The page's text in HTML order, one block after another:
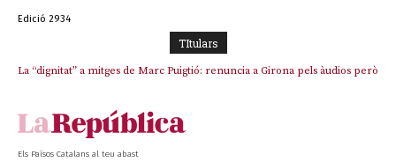
Edició 2934
TItulars
La “dignitat” a mitges de Marc Puigtió: renuncia a Girona pels àudios però
Junts exigeix que Catalunya quedi “fora” del repartiment dels menors
Els Països Catalans al teu abast